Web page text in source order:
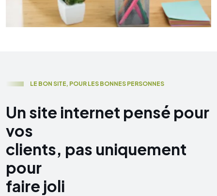
LE BON SITE, POUR LES BONNES PERSONNES
Un site internet pensé pour
vos
clients, pas uniquement
pour
faire joli